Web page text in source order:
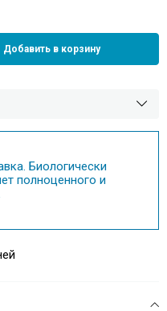
Добавить в корзину
Биологически
полноценного и